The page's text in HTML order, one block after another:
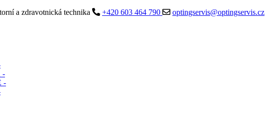
a zdravotnická technika
+420 603 464 790
optingservis@optingservis.cz
-
-